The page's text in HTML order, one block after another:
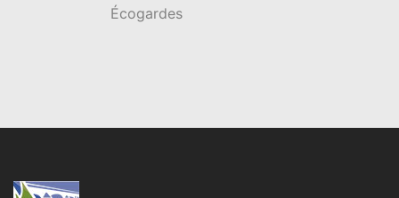
Écogardes